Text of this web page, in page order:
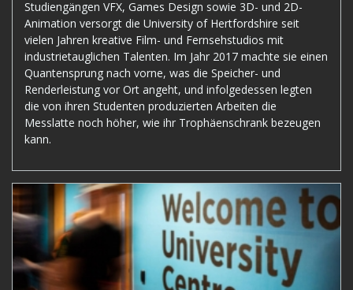
Studiengängen VFX, Games Design sowie 3D- und 2D-
Animation versorgt die University of Hertfordshire seit
vielen Jahren kreative Film- und Fernsehstudios mit
industrietauglichen Talenten. Im Jahr 2017 machte sie einen
Quantensprung nach vorne, was die Speicher- und
Renderleistung vor Ort angeht, und infolgedessen legten
die von ihren Studenten produzierten Arbeiten die
Messlatte noch höher, wie ihr Trophäenschrank bezeugen
kann.